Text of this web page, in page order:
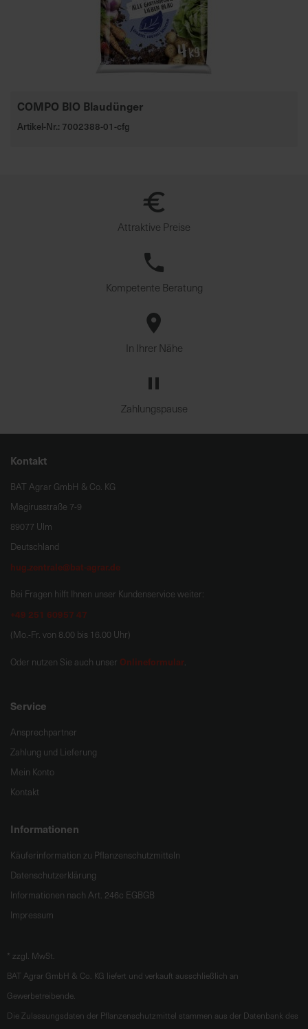
COMPO BIO Blaudünger
Artikel-Nr.: 7002388-01-cfg
Attraktive Preise
Kompetente Beratung
In Ihrer Nähe
Zahlungspause
Kontakt
BAT Agrar GmbH & Co. KG
Magirusstraße 7-9
89077 Ulm
Deutschland
hug.zentrale@bat-agrar.de
Bei Fragen hilft Ihnen unser Kundenservice weiter:
+49 251 60957 47
(Mo.-Fr. von 8.00 bis 16.00 Uhr)
Oder nutzen Sie auch unser Onlineformular.
Service
Ansprechpartner
Zahlung und Lieferung
Mein Konto
Kontakt
Informationen
Käuferinformation zu Pflanzenschutzmitteln
Datenschutzerklärung
Informationen nach Art. 246c EGBGB
Impressum
* zzgl. MwSt.
BAT Agrar GmbH & Co. KG liefert und verkauft ausschließlich an
Gewerbetreibende.
Die Zulassungsdaten der Pflanzenschutzmittel stammen aus der Datenbank des